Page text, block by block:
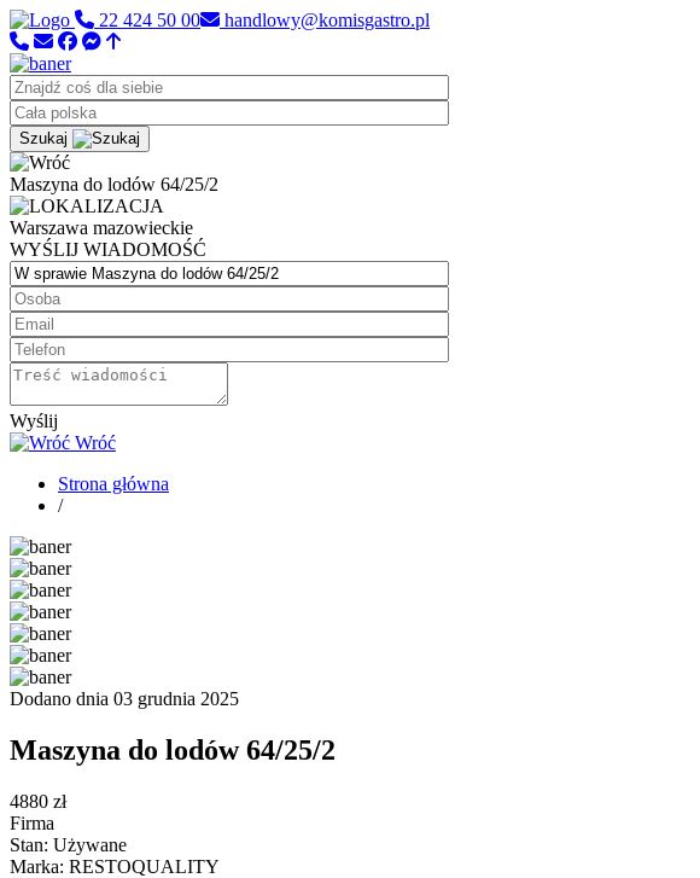
22 424 50 00 handlowy@komisgastro.pl
Szukaj
Maszyna do lodów 64/25/2
Warszawa mazowieckie
WYŚLIJ WIADOMOŚĆ
Wyślij
Wróć
Strona główna
/
Dodano dnia 03 grudnia 2025
Maszyna do lodów 64/25/2
4880 zł
Firma
Stan: Używane
Marka: RESTOQUALITY